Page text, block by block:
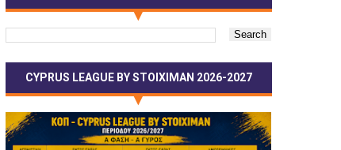
CYPRUS LEAGUE BY STOIXIMAN 2026-2027